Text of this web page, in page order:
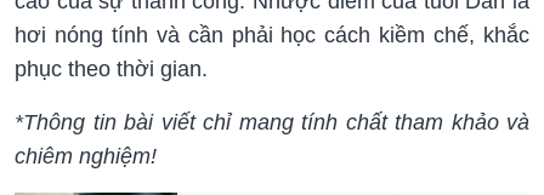
hơi nóng tính và cần phải học cách kiềm chế, khắc
phục theo thời gian.
*Thông tin bài viết chỉ mang tính chất tham khảo và
chiêm nghiệm!